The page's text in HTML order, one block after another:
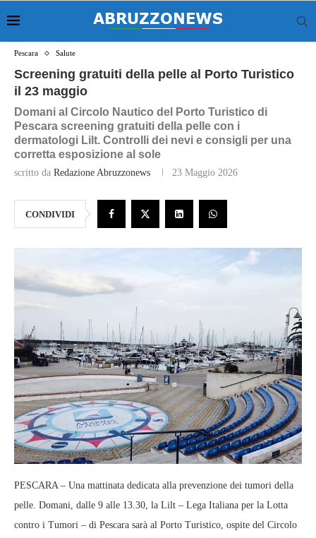
Pescara Salute
Screening gratuiti della pelle al Porto Turistico
il 23 maggio
Domani al Circolo Nautico del Porto Turistico di
Pescara screening gratuiti della pelle con i
dermatologi Lilt. Controlli dei nevi e consigli per una
corretta esposizione al sole
scritto da Redazione Abruzzonews 23 Maggio 2026
CONDIVIDI
PESCARA – Una mattinata dedicata alla prevenzione dei tumori della
pelle. Domani, dalle 9 alle 13.30, la Lilt – Lega Italiana per la Lotta
contro i Tumori – di Pescara sarà al Porto Turistico, ospite del Circolo